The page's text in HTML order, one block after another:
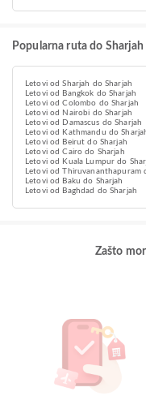
Popularna ruta do Sharjah
Letovi od Sharjah do Sharjah
Letovi od Bangkok do Sharjah
Letovi od Colombo do Sharjah
Letovi od Nairobi do Sharjah
Letovi od Damascus do Sharjah
Letovi od Kathmandu do
Letovi od Beirut do Sharjah
Letovi od Cairo do Sharjah
Letovi od Kuala Lumpur do
Letovi od Thiruvananthapuram
Letovi od Baku do Sharjah
Letovi od Baghdad do Sharjah
Zašto